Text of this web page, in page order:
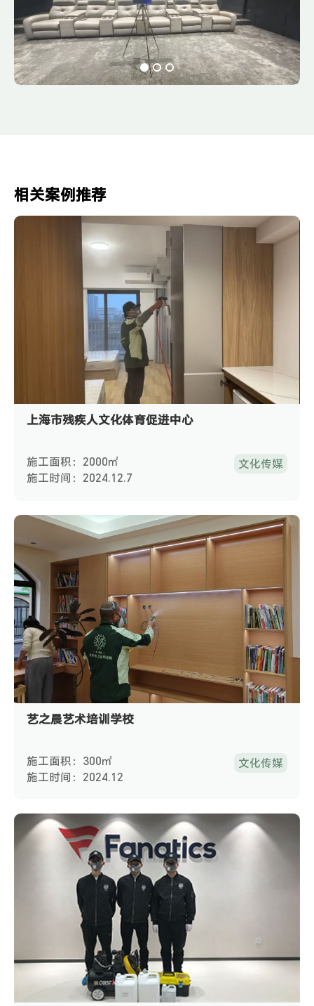
相关案例推荐
上海市残疾人文化体育促进中心
施工面积：2000㎡
施工时间：2024.12.7
文化传媒
艺之晨艺术培训学校
施工面积：300㎡
施工时间：2024.12
文化传媒